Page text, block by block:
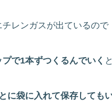
チレンガスが出ているので
で1本ずつくるんでいく
に袋に入れて保存しても